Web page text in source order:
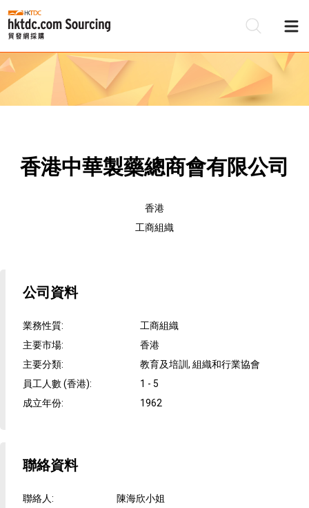
香港中華製藥總商會有限公司
香港
工商組織
公司資料
業務性質:
工商組織
主要市場:
香港
主要分類:
教育及培訓, 組織和行業協會
員工人數 (香港):
1 - 5
成立年份: 1962
聯絡資料
聯絡人:
陳海欣小姐